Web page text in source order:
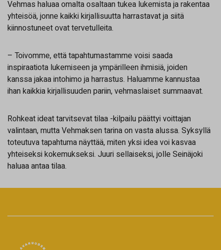
Vehmas haluaa omalta osaltaan tukea lukemista ja rakentaa
yhteisöä, jonne kaikki kirjallisuutta harrastavat ja siitä
kiinnostuneet ovat tervetulleita.
– Toivomme, että tapahtumastamme voisi saada
inspiraatiota lukemiseen ja ympärilleen ihmisiä, joiden
kanssa jakaa intohimo ja harrastus. Haluamme kannustaa
ihan kaikkia kirjallisuuden pariin, vehmaslaiset summaavat.
Rohkeat ideat tarvitsevat tilaa -kilpailu päättyi voittajan
valintaan, mutta Vehmaksen tarina on vasta alussa. Syksyllä
toteutuva tapahtuma näyttää, miten yksi idea voi kasvaa
yhteiseksi kokemukseksi. Juuri sellaiseksi, jolle Seinäjoki
haluaa antaa tilaa.